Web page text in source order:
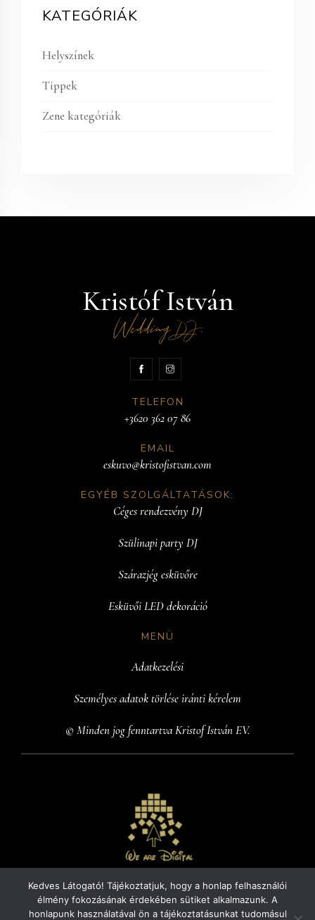
KATEGÓRIÁK
Helyszínek
Tippek
Zene kategóriák
Kristóf István
WeddingDJ.
TELEFON
+3620 362 07 86
EMAIL
eskuvo@kristofistvan.com
EGYÉB SZOLGÁLTATÁSOK:
Céges rendezvény DJ
Szülinapi party DJ
Szárazjég esküvőre
Esküvői LED dekoráció
MENÜ
Adatkezelési
Személyes adatok törlése iránti kérelem
© Minden jog fenntartva Kristof István EV.
Te is szeretnél egy ilyen weboldalt?
Kedves Látogató! Tájékoztatjuk, hogy a honlap felhasználói
élmény fokozásának érdekében sütiket alkalmazunk. A
honlapunk használatával ön a tájékoztatásunkat tudomásul